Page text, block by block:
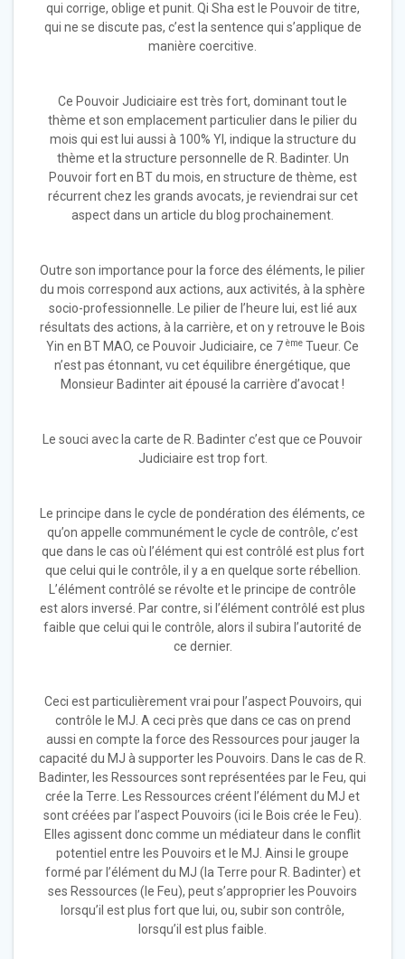
qui corrige, oblige et punit. Qi Sha est le Pouvoir de titre,
qui ne se discute pas, c’est la sentence qui s’applique de
manière coercitive.
Ce Pouvoir Judiciaire est très fort, dominant tout le
thème et son emplacement particulier dans le pilier du
mois qui est lui aussi à 100% YI, indique la structure du
thème et la structure personnelle de R. Badinter. Un
Pouvoir fort en BT du mois, en structure de thème, est
récurrent chez les grands avocats, je reviendrai sur cet
aspect dans un article du blog prochainement.
Outre son importance pour la force des éléments, le pilier
du mois correspond aux actions, aux activités, à la sphère
socio-professionnelle. Le pilier de l’heure lui, est lié aux
résultats des actions, à la carrière, et on y retrouve le Bois
Yin en BT MAO, ce Pouvoir Judiciaire, ce 7 ème Tueur. Ce
n’est pas étonnant, vu cet équilibre énergétique, que
Monsieur Badinter ait épousé la carrière d’avocat !
Le souci avec la carte de R. Badinter c’est que ce Pouvoir
Judiciaire est trop fort.
Le principe dans le cycle de pondération des éléments, ce
qu’on appelle communément le cycle de contrôle, c’est
que dans le cas où l’élément qui est contrôlé est plus fort
que celui qui le contrôle, il y a en quelque sorte rébellion.
L’élément contrôlé se révolte et le principe de contrôle
est alors inversé. Par contre, si l’élément contrôlé est plus
faible que celui qui le contrôle, alors il subira l’autorité de
ce dernier.
Ceci est particulièrement vrai pour l’aspect Pouvoirs, qui
contrôle le MJ. A ceci près que dans ce cas on prend
aussi en compte la force des Ressources pour jauger la
capacité du MJ à supporter les Pouvoirs. Dans le cas de R.
Badinter, les Ressources sont représentées par le Feu, qui
crée la Terre. Les Ressources créent l’élément du MJ et
sont créées par l’aspect Pouvoirs (ici le Bois crée le Feu).
Elles agissent donc comme un médiateur dans le conflit
potentiel entre les Pouvoirs et le MJ. Ainsi le groupe
formé par l’élément du MJ (la Terre pour R. Badinter) et
ses Ressources (le Feu), peut s’approprier les Pouvoirs
lorsqu’il est plus fort que lui, ou, subir son contrôle,
lorsqu’il est plus faible.